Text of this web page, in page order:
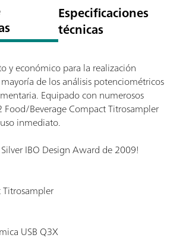
Especificaciones
técnicas
y económico para la realización
de los análisis potenciométricos
Equipado con numerosos
Food/Beverage Compact Titrosampler
inmediato.
IBO Design Award de 2009!
USB Q3X